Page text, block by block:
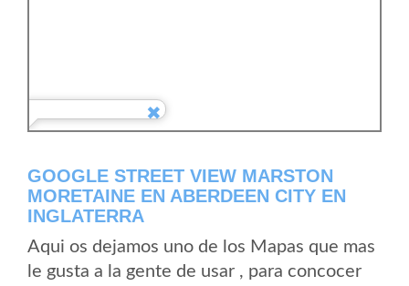
GOOGLE STREET VIEW MARSTON
MORETAINE EN ABERDEEN CITY EN
INGLATERRA
Aqui os dejamos uno de los Mapas que mas
le gusta a la gente de usar , para concocer